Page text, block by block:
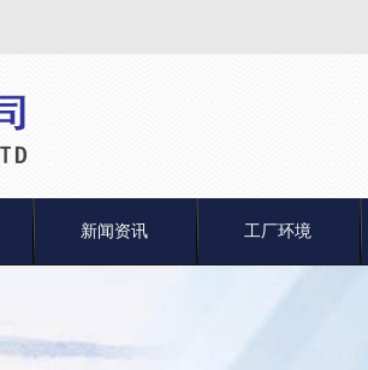
新闻资讯 工厂环境